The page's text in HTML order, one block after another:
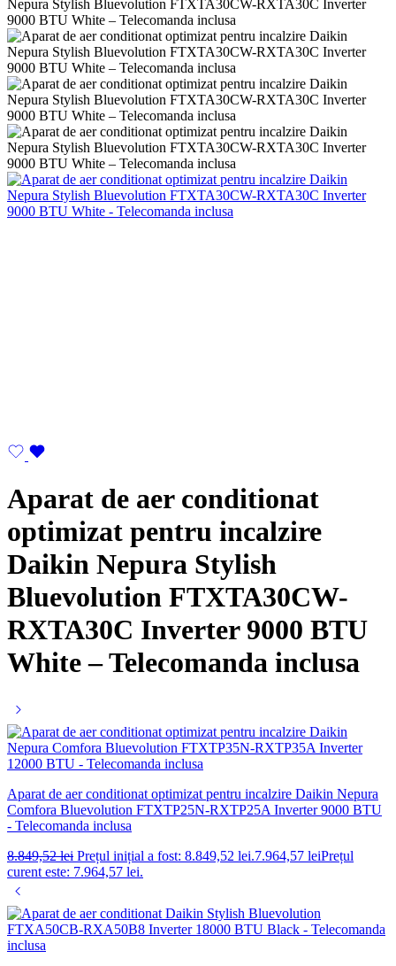
Aparat de aer conditionat
optimizat pentru incalzire
Daikin Nepura Stylish
Bluevolution FTXTA30CW-
RXTA30C Inverter 9000 BTU
White – Telecomanda inclusa
Aparat de aer conditionat optimizat pentru incalzire Daikin Nepura
Comfora Bluevolution FTXTP25N-RXTP25A Inverter 9000 BTU
- Telecomanda inclusa
8.849,52lei Prețul inițial a fost: 8.849,52 lei.7.964,57 leiPrețul
curent este: 7.964,57 lei.